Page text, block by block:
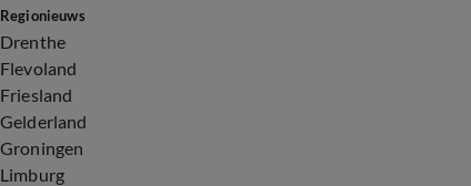
Regionieuws
Drenthe
Flevoland
Friesland
Gelderland
Groningen
Limburg